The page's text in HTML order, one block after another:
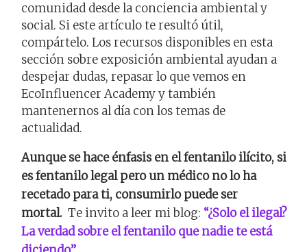
comunidad desde la conciencia ambiental y
social. Si este artículo te resultó útil,
compártelo. Los recursos disponibles en esta
sección sobre exposición ambiental ayudan a
despejar dudas, repasar lo que vemos en
EcoInfluencer Academy y también
mantenernos al día con los temas de
actualidad.
Aunque se hace énfasis en el fentanilo ilícito, si
es fentanilo legal pero un médico no lo ha
recetado para ti, consumirlo puede ser
mortal. Te invito a leer mi blog: “¿Solo el ilegal?
La verdad sobre el fentanilo que nadie te está